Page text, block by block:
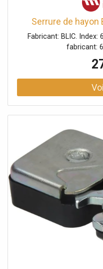
Serrure de hayon
Fabricant: BLIC. Index:
fabricant: